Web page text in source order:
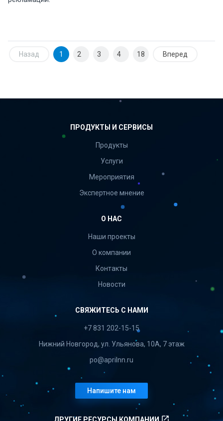
Назад 1 2 3 4 18 Вперед
ПРОДУКТЫ И СЕРВИСЫ
Продукты
Услуги
Мероприятия
Экспертное мнение
О НАС
Наши проекты
О компании
Контакты
Новости
СВЯЖИТЕСЬ С НАМИ
+7 831 202-15-15
Нижний Новгород, ул. Ульянова, 10А, 7 этаж
po@aprilnn.ru
Напишите нам
launch